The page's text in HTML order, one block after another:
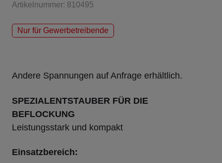
Artikelnummer: 810495
Nur für Gewerbetreibende
Andere Spannungen auf Anfrage erhältlich.
SPEZIALENTSTAUBER FÜR DIE
BEFLOCKUNG
Leistungsstark und kompakt
Einsatzbereich: